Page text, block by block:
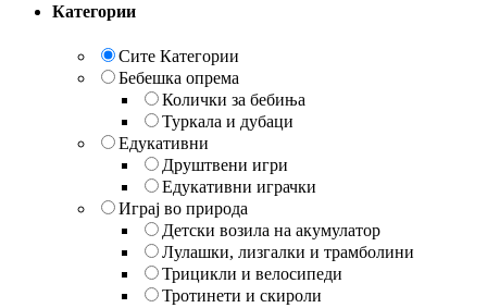
Категории
Сите Категории
Бебешка опрема
Колички за бебиња
Туркала и дубаци
Едукативни
Друштвени игри
Едукативни играчки
Играј во природа
Детски возила на акумулатор
Лулашки, лизгалки и трамболини
Трицикли и велосипеди
Тротинети и скироли